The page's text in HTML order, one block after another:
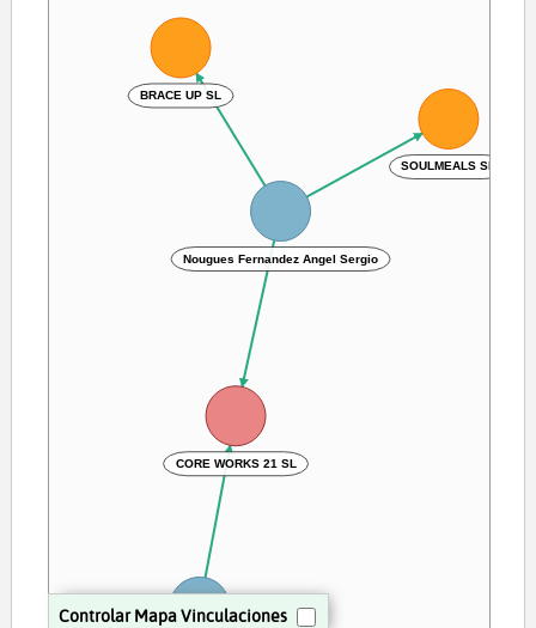
Controlar Mapa Vinculaciones
CORE WORKS 21 SL
Nougues Fernandez Angel Sergio
SOULMEALS SL
BRACE UP SL